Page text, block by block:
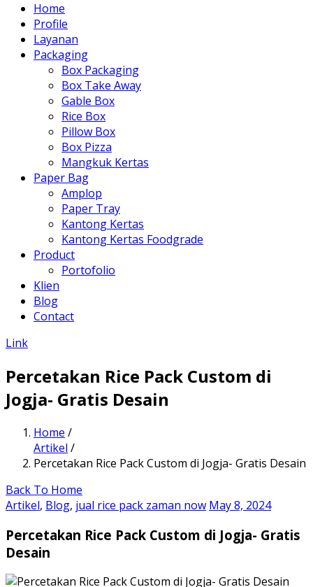
Home
Profile
Layanan
Packaging
Box Packaging
Box Take Away
Gable Box
Rice Box
Pillow Box
Box Pizza
Mangkuk Kertas
Paper Bag
Amplop
Paper Tray
Kantong Kertas
Kantong Kertas Foodgrade
Product
Portofolio
Klien
Blog
Contact
Link
Percetakan Rice Pack Custom di
Jogja- Gratis Desain
Home /
Artikel /
Percetakan Rice Pack Custom di Jogja- Gratis Desain
Back To Home
Artikel, Blog, jual rice pack zaman now May 8, 2024
Percetakan Rice Pack Custom di Jogja- Gratis
Desain